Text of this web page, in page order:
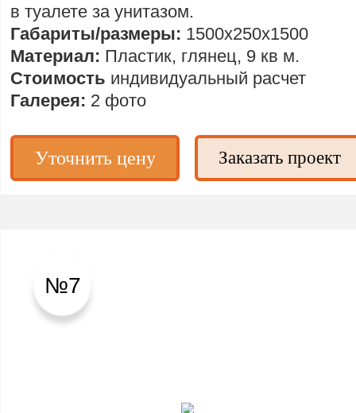
в туалете за унитазом.
Габариты/размеры: 1500х250х1500
Материал: Пластик, глянец, 9 кв м.
Стоимость индивидуальный расчет
Галерея: 2 фото
Уточнить цену Заказать проект
№7